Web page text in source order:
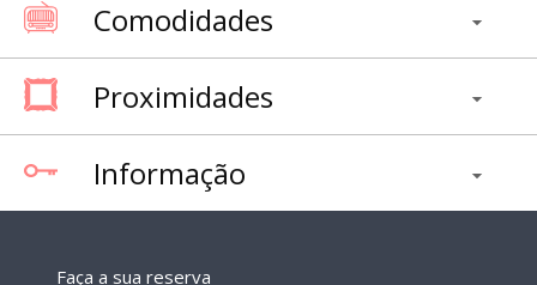
Comodidades
Proximidades
Informação
Faça a sua reserva